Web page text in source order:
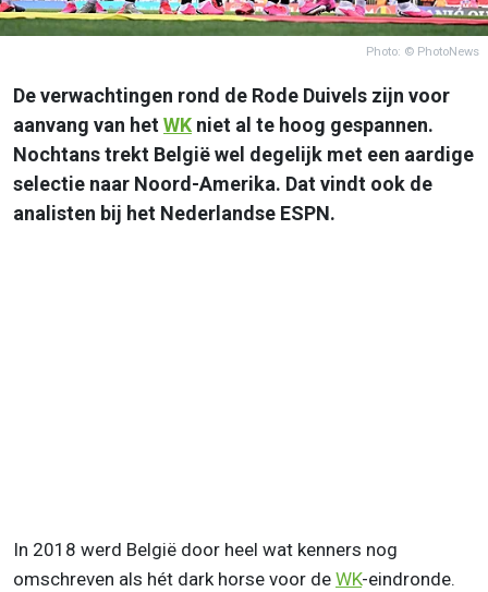
Photo: © PhotoNews
De verwachtingen rond de Rode Duivels zijn voor
aanvang van hetWK niet al te hoog gespannen.
Nochtans trekt België wel degelijk met een aardige
selectie naar Noord-Amerika. Dat vindt ook de
analisten bij het Nederlandse ESPN.
In 2018 werd België door heel wat kenners nog
omschreven als hét dark horse voor de WK-eindronde.